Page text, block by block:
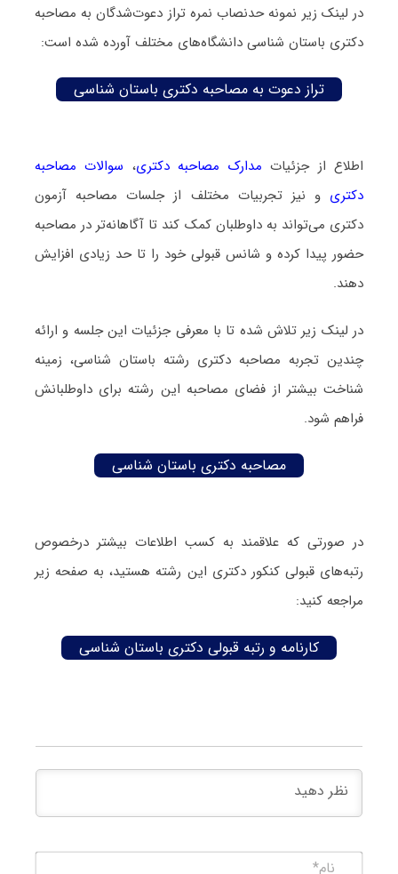
در لینک زیر نمونه حدنصاب نمره تراز دعوت‌شدگان به مصاحبه
دکتری باستان‌ شناسی دانشگاه‌های مختلف آورده شده است:
تراز دعوت به مصاحبه دکتری باستان‌ شناسی
اطلاع از جزئیات مدارک مصاحبه دکتری، سوالات مصاحبه
دکتری و نیز تجربیات مختلف از جلسات مصاحبه آزمون
دکتری می‌تواند به داوطلبان کمک کند تا آگاهانه‌تر در مصاحبه
حضور پیدا کرده و شانس قبولی خود را تا حد زیادی افزایش
دهند.
در لینک زیر تلاش شده تا با معرفی جزئیات این جلسه و ارائه
چندین تجربه مصاحبه دکتری رشته باستان‌ شناسی، زمینه
شناخت بیشتر از فضای مصاحبه این رشته برای داوطلبانش
فراهم شود.
مصاحبه دکتری باستان‌ شناسی
در صورتی که علاقمند به کسب اطلاعات بیشتر درخصوص
رتبه‌های قبولی کنکور دکتری این رشته هستید، به صفحه زیر
مراجعه کنید:
کارنامه و رتبه قبولی دکتری باستان‌ شناسی